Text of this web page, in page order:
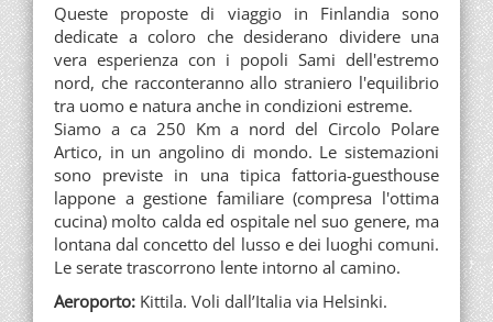
Queste proposte di viaggio in Finlandia sono
dedicate a coloro che desiderano dividere una
vera esperienza con i popoli Sami dell'estremo
nord, che racconteranno allo straniero l'equilibrio
tra uomo e natura anche in condizioni estreme.
Siamo a ca 250 Km a nord del Circolo Polare
Artico, in un angolino di mondo. Le sistemazioni
sono previste in una tipica fattoria-guesthouse
lappone a gestione familiare (compresa l'ottima
cucina) molto calda ed ospitale nel suo genere, ma
lontana dal concetto del lusso e dei luoghi comuni.
Le serate trascorrono lente intorno al camino.
Aeroporto: Kittila. Voli dall’Italia via Helsinki.